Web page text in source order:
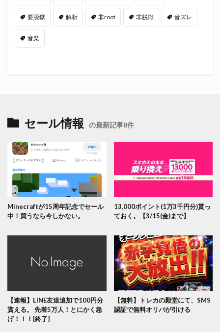
要脱獄 解析 非root 非脱獄 音ズレ
音楽
セール情報 の最新記事8件
Minecraftが15周年記念でセール
中！買うなら今しかない。
13,000ポイント(1万3千円分)貰っ
ておく。【3/15(金)まで】
【速報】LINE友達追加で100円分
貰える。 先着5万人！とにかく急
げ！！！[終了]
【無料】トレカの殿堂にて、SMS
認証で無料オリパが引ける